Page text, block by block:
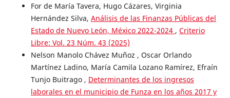
For de María Tavera, Hugo Cázares, Virginia
Hernández Silva, Análisis de las Finanzas Públicas del
Estado de Nuevo León, México 2022-2024 , Criterio
Libre: Vol. 23 Núm. 43 (2025)
Nelson Manolo Chávez Muñoz , Oscar Orlando
Martínez Ladino, María Camila Lozano Ramírez, Efraín
Tunjo Buitrago , Determinantes de los ingresos
laborales en el municipio de Funza en los años 2017 y